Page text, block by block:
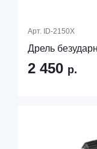
Арт. ID-2150X
Дрель
2 450 р.